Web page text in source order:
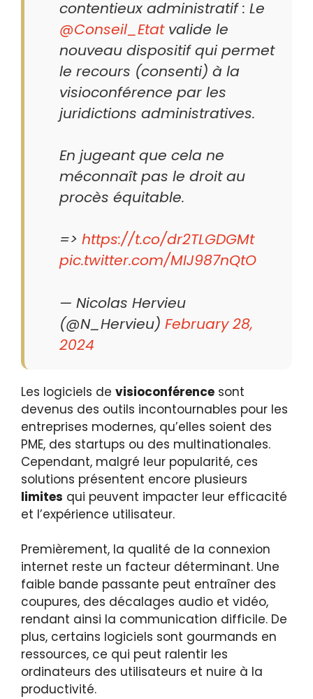
contentieux administratif : Le
@Conseil_Etatvalide le
nouveau dispositif qui permet
le recours (consenti) à la
visioconférence par les
juridictions administratives.
En jugeant que cela ne
méconnaît pas le droit au
procès équitable.
=> https://t.co/dr2TLGDGMt
pic.twitter.com/MIJ987nQtO
— Nicolas Hervieu
(@N_Hervieu) February 28,
2024
Les logiciels de visioconférence sont
devenus des outils incontournables pour les
entreprises modernes, qu’elles soient des
PME, des startups ou des multinationales.
Cependant, malgré leur popularité, ces
solutions présentent encore plusieurs
limites qui peuvent impacter leur efficacité
et l’expérience utilisateur.
Premièrement, la qualité de la connexion
internet reste un facteur déterminant. Une
faible bande passante peut entraîner des
coupures, des décalages audio et vidéo,
rendant ainsi la communication difficile. De
plus, certains logiciels sont gourmands en
ressources, ce qui peut ralentir les
ordinateurs des utilisateurs et nuire à la
productivité.